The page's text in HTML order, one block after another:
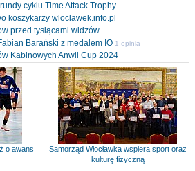
cyklu Time Attack Trophy
koszykarzy wloclawek.info.pl
przed tysiącami widzów
Barański z medalem IO 1 opinia
Kabinowych Anwil Cup 2024
o awans
Samorząd Włocławka wspiera sport oraz
kulturę fizyczną